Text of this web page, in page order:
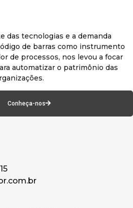
das tecnologias e a demanda
de barras como instrumento
de processos, nos levou a focar
automatizar o patrimônio das
Conheça-nos